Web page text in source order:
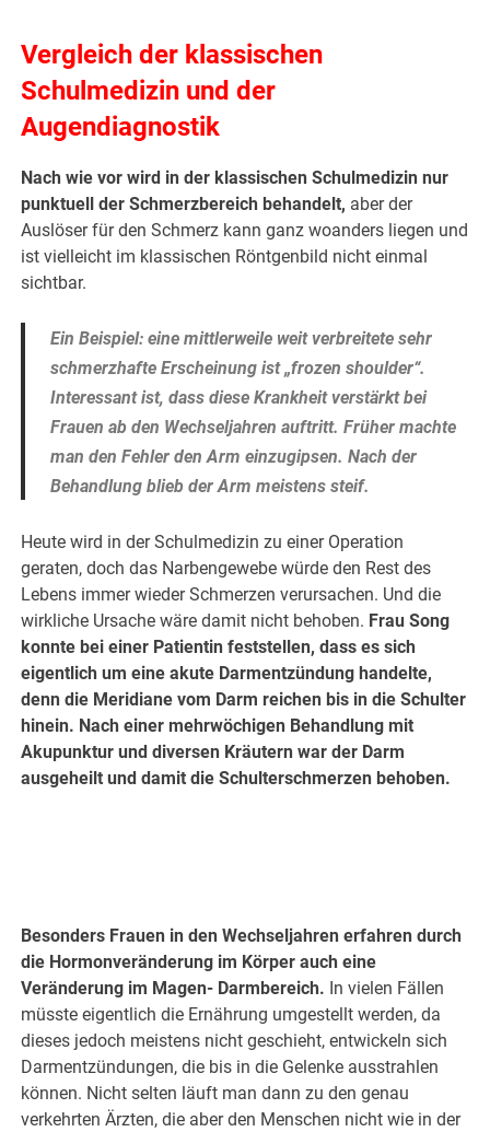
Vergleich der klassischen
Schulmedizin und der
Augendiagnostik
Nach wie vor wird in der klassischen Schulmedizin nur
punktuell der Schmerzbereich behandelt, aber der
Auslöser für den Schmerz kann ganz woanders liegen und
ist vielleicht im klassischen Röntgenbild nicht einmal
sichtbar.
Ein Beispiel: eine mittlerweile weit verbreitete sehr
schmerzhafte Erscheinung ist „frozen shoulder“.
Interessant ist, dass diese Krankheit verstärkt bei
Frauen ab den Wechseljahren auftritt. Früher machte
man den Fehler den Arm einzugipsen. Nach der
Behandlung blieb der Arm meistens steif.
Heute wird in der Schulmedizin zu einer Operation
geraten, doch das Narbengewebe würde den Rest des
Lebens immer wieder Schmerzen verursachen. Und die
wirkliche Ursache wäre damit nicht behoben. Frau Song
konnte bei einer Patientin feststellen, dass es sich
eigentlich um eine akute Darmentzündung handelte,
denn die Meridiane vom Darm reichen bis in die Schulter
hinein. Nach einer mehrwöchigen Behandlung mit
Akupunktur und diversen Kräutern war der Darm
ausgeheilt und damit die Schulterschmerzen behoben.
Besonders Frauen in den Wechseljahren erfahren durch
die Hormonveränderung im Körper auch eine
Veränderung im Magen- Darmbereich. In vielen Fällen
müsste eigentlich die Ernährung umgestellt werden, da
dieses jedoch meistens nicht geschieht, entwickeln sich
Darmentzündungen, die bis in die Gelenke ausstrahlen
können. Nicht selten läuft man dann zu den genau
verkehrten Ärzten, die aber den Menschen nicht wie in der